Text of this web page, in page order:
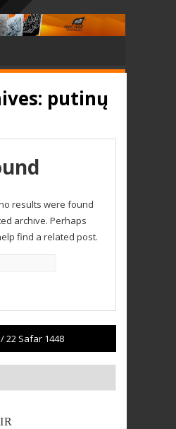
putinų
results were found
archive. Perhaps
find a related post.
22 Safar 1448